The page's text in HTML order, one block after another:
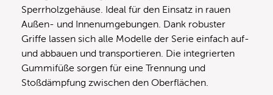
Sperrholzgehäuse. Ideal für den Einsatz in rauen
Außen- und Innenumgebungen. Dank robuster
Griffe lassen sich alle Modelle der Serie einfach auf-
und abbauen und transportieren. Die integrierten
Gummifüße sorgen für eine Trennung und
Stoßdämpfung zwischen den Oberflächen.